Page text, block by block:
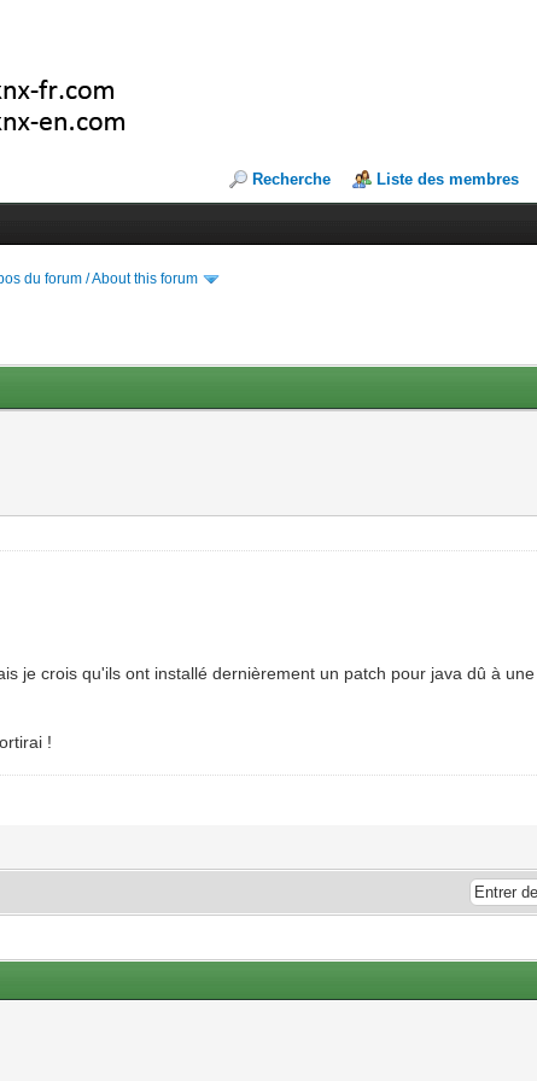
Recherche Liste des membres
du forum / About this forum
je crois qu'ils ont installé dernièrement un patch pour java dû à
!